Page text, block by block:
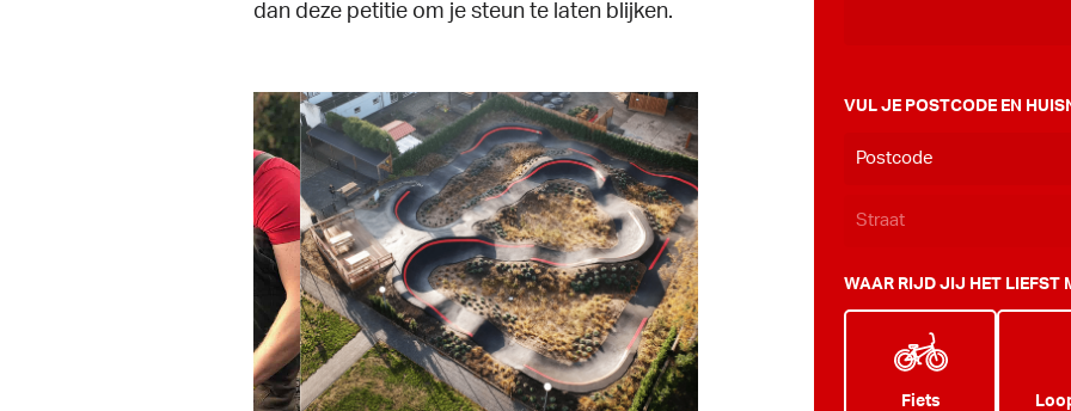
dan deze petitie om je steun te laten blijken.
VUL JE POSTCODE EN
WAAR RIJD JIJ HET LIEFST
Fiets